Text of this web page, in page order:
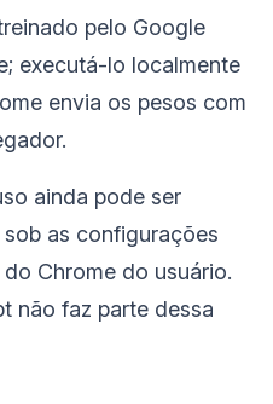
pelo Google
executá-lo localmente
envia os pesos com
ainda pode ser
as configurações
Chrome do usuário.
não faz parte dessa